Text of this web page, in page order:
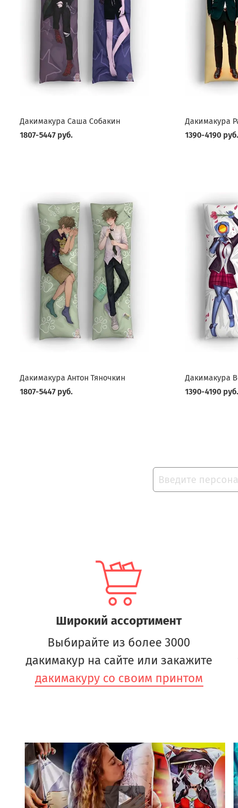
Дакимакура Саша Собакин
1807-5447 руб.
Дакимакура
1390-4190 руб.
Дакимакура Антон Тяночкин
1807-5447 руб.
Дакимакура
1390-4190 руб.
Широкий ассортимент
Выбирайте из более 3000
дакимакур на сайте или закажите
дакимакуру со своим принтом